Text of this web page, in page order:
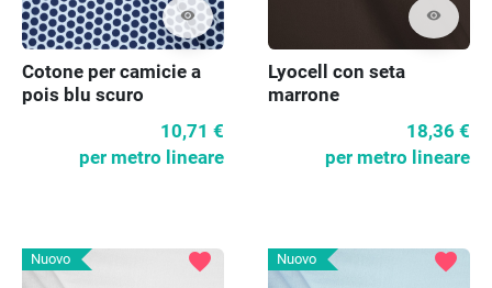
visibility
Cotone per camicie a
pois blu scuro
10,71 €
per metro lineare
visibility
Lyocell con seta
marrone
18,36 €
per metro lineare
Nuovo favorite Nuovo favorite